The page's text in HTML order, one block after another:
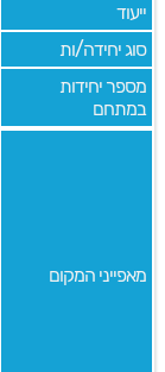
ייעוד
סוג יחידה/ות
מספר יחידות
במתחם
מאפייני המקום